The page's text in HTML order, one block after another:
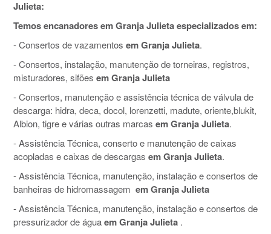
Julieta:
Temos encanadores em Granja Julieta especializados em:
- Consertos de vazamentos em Granja Julieta.
- Consertos, instalação, manutenção de torneiras, registros,
misturadores, sifões em Granja Julieta
- Consertos, manutenção e assistência técnica de válvula de
descarga: hidra, deca, docol, lorenzetti, madute, oriente,blukit,
Albion, tigre e várias outras marcas em Granja Julieta.
- Assistência Técnica, conserto e manutenção de caixas
acopladas e caixas de descargas em Granja Julieta.
- Assistência Técnica, manutenção, instalação e consertos de
banheiras de hidromassagem em Granja Julieta
- Assistência Técnica, manutenção, instalação e consertos de
pressurizador de águaem Granja Julieta .